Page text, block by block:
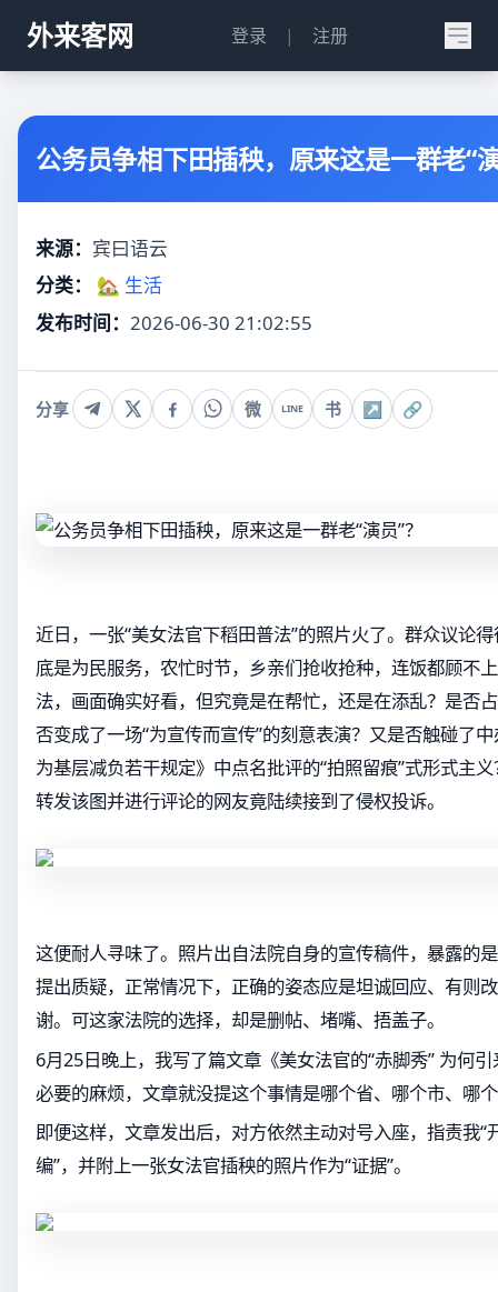
外来客网 登录 | 注册
公务员争相下田插秧，原来这是一群老“
来源： 宾曰语云
分类：
🏡 生活
发布时间： 2026-06-30 21:02:55
分享 微 LINE 书 ↗ 🔗
近日，一张“美女法官下稻田普法”的照片火了。群众议论
底是为民服务，农忙时节，乡亲们抢收抢种，连饭都顾不
法，画面确实好看，但究竟是在帮忙，还是在添乱？是否
否变成了一场“为宣传而宣传”的刻意表演？又是否触碰了
为基层减负若干规定》中点名批评的“拍照留痕”式形式主
转发该图并进行评论的网友竟陆续接到了侵权投诉。
这便耐人寻味了。照片出自法院自身的宣传稿件，暴露的
提出质疑，正常情况下，正确的姿态应是坦诚回应、有则
谢。可这家法院的选择，却是删帖、堵嘴、捂盖子。
6月25日晚上，我写了篇文章《美女法官的“赤脚秀” 为何
必要的麻烦，文章就没提这个事情是哪个省、哪个市、哪
即便这样，文章发出后，对方依然主动对号入座，指责我“
编”，并附上一张女法官插秧的照片作为“证据”。